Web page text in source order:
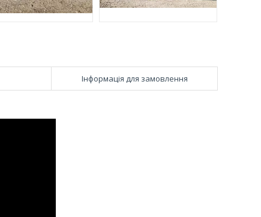
Інформація для замовлення